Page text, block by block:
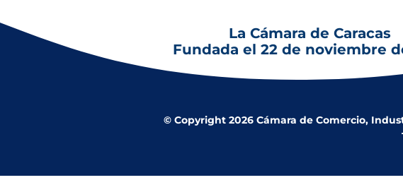
La Cámara de Caracas
Fundada el 22 de noviembre
© Copyright 2026 Cámara de Comercio,